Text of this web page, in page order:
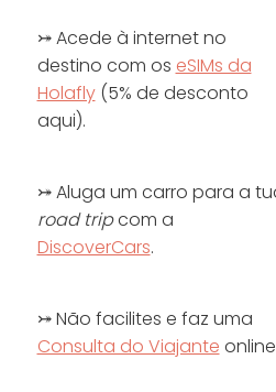
⤖ Acede à internet no
destino com os eSIMs da
Holafly(5% de desconto
aqui).
⤖ Aluga um carro para a
road tripcom a
DiscoverCars.
⤖ Não facilites e faz uma
Consulta do Viajante